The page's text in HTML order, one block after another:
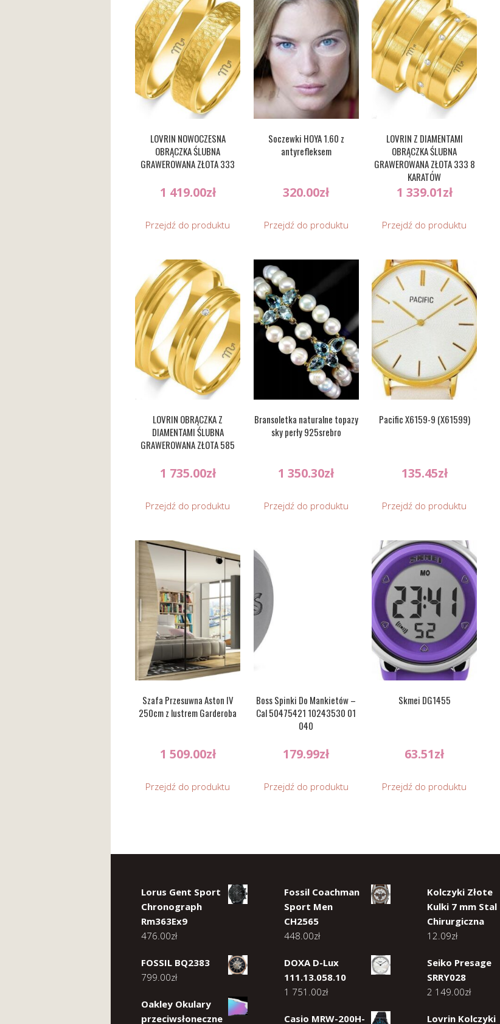
LOVRIN NOWOCZESNA
OBRĄCZKA ŚLUBNA
GRAWEROWANA ZŁOTA 333
1 419.00zł
Przejdź do produktu
Soczewki HOYA 1.60 z
antyrefleksem
320.00zł
Przejdź do produktu
LOVRIN Z DIAMENTAMI
OBRĄCZKA ŚLUBNA
GRAWEROWANA ZŁOTA 333 8
KARATÓW
1 339.01zł
Przejdź do produktu
LOVRIN OBRĄCZKA Z
DIAMENTAMI ŚLUBNA
GRAWEROWANA ZŁOTA 585
1 735.00zł
Przejdź do produktu
Bransoletka naturalne topazy
sky perły 925srebro
1 350.30zł
Przejdź do produktu
Pacific X6159-9 (X61599)
135.45zł
Przejdź do produktu
Szafa Przesuwna Aston IV
250cm z lustrem Garderoba
1 509.00zł
Przejdź do produktu
Boss Spinki Do Mankietów –
Cal 50475421 10243530 01
040
179.99zł
Przejdź do produktu
Skmei DG1455
63.51zł
Przejdź do produktu
Lorus Gent Sport
Chronograph
Rm363Ex9
476.00zł
FOSSIL BQ2383
799.00zł
Oakley Okulary
przeciwsłoneczne
Fossil Coachman
Sport Men
CH2565
448.00zł
DOXA D-Lux
111.13.058.10
1 751.00zł
Casio MRW-200H-
Kolczyki Złote
Kulki 7 mm Stal
Chirurgiczna
12.09zł
Seiko Presage
SRRY028
2 149.00zł
Lovrin Kolczyki